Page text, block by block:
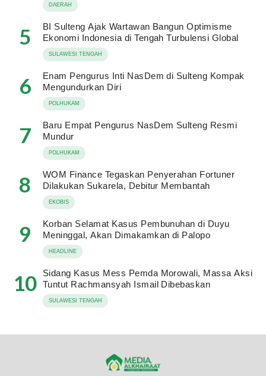
DAERAH
5
BI Sulteng Ajak Wartawan Bangun Optimisme
Ekonomi Indonesia di Tengah Turbulensi Global
SULAWESI TENGAH
6
Enam Pengurus Inti NasDem di Sulteng Kompak
Mengundurkan Diri
POLHUKAM
7
Baru Empat Pengurus NasDem Sulteng Resmi
Mundur
POLHUKAM
8
WOM Finance Tegaskan Penyerahan Fortuner
Dilakukan Sukarela, Debitur Membantah
EKOBIS
9
Korban Selamat Kasus Pembunuhan di Duyu
Meninggal, Akan Dimakamkan di Palopo
HEADLINE
10
Sidang Kasus Mess Pemda Morowali, Massa Aksi
Tuntut Rachmansyah Ismail Dibebaskan
SULAWESI TENGAH